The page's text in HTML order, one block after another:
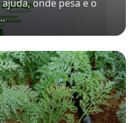
onde pesa e o